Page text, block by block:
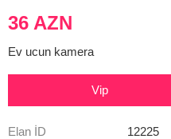
36 AZN
Ev ucun kamera
Vip
Elan İD 12225